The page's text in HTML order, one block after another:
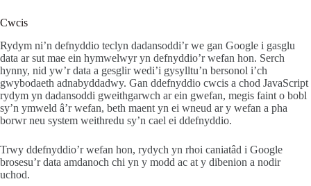
Cwcis
Rydym ni’n defnyddio teclyn dadansoddi’r we gan Google i gasglu
data ar sut mae ein hymwelwyr yn defnyddio’r wefan hon. Serch
hynny, nid yw’r data a gesglir wedi’i gysylltu’n bersonol i’ch
gwybodaeth adnabyddadwy. Gan ddefnyddio cwcis a chod JavaScript
rydym yn dadansoddi gweithgarwch ar ein gwefan, megis faint o bobl
sy’n ymweld â’r wefan, beth maent yn ei wneud ar y wefan a pha
borwr neu system weithredu sy’n cael ei ddefnyddio.
Trwy ddefnyddio’r wefan hon, rydych yn rhoi caniatâd i Google
brosesu’r data amdanoch chi yn y modd ac at y dibenion a nodir
uchod.